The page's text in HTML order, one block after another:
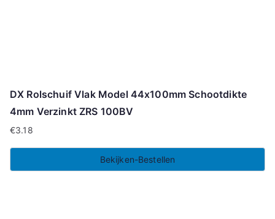
DX Rolschuif Vlak Model 44x100mm Schootdikte
4mm Verzinkt ZRS 100BV
€3.18
Bekijken-Bestellen